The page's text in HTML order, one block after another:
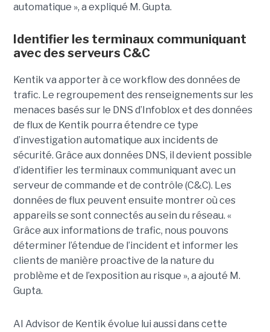
automatique », a expliqué M. Gupta.
Identifier les terminaux communiquant
avec des serveurs C&C
Kentik va apporter à ce workflow des données de
trafic. Le regroupement des renseignements sur les
menaces basés sur le DNS d’Infoblox et des données
de flux de Kentik pourra étendre ce type
d’investigation automatique aux incidents de
sécurité. Grâce aux données DNS, il devient possible
d’identifier les terminaux communiquant avec un
serveur de commande et de contrôle (C&C). Les
données de flux peuvent ensuite montrer où ces
appareils se sont connectés au sein du réseau. «
Grâce aux informations de trafic, nous pouvons
déterminer l’étendue de l’incident et informer les
clients de manière proactive de la nature du
problème et de l’exposition au risque », a ajouté M.
Gupta.
AI Advisor de Kentik évolue lui aussi dans cette